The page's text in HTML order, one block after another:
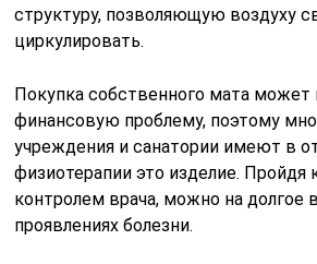
структуру, позволяющую воздуху
циркулировать.
Покупка собственного мата может
финансовую проблему, поэтому
учреждения и санатории имеют в
физиотерапии это изделие. Пройдя
контролем врача, можно на долгое
проявлениях болезни.